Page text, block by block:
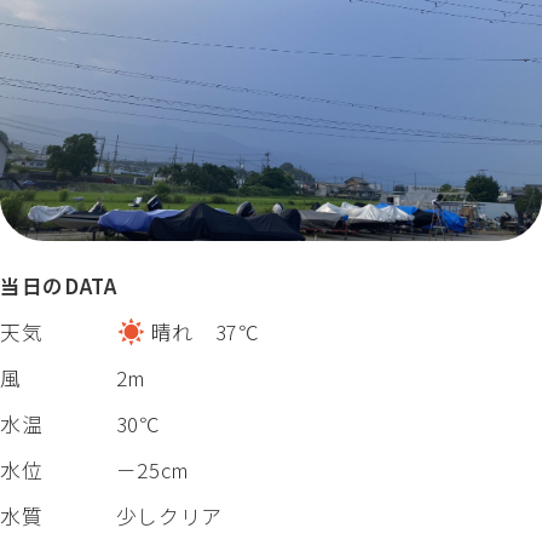
当日のDATA
天気
晴れ 37℃
風
2m
水温
30℃
水位
－25cm
水質
少しクリア